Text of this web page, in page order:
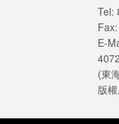
Tel:
E-
(東
版